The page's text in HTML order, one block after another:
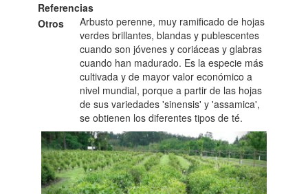
Referencias
Otros
Arbusto perenne, muy ramificado de hojas
verdes brillantes, blandas y publescentes
cuando son jóvenes y coriáceas y glabras
cuando han madurado. Es la especie más
cultivada y de mayor valor económico a
nivel mundial, porque a partir de las hojas
de sus variedades 'sinensis' y 'assamica',
se obtienen los diferentes tipos de té.